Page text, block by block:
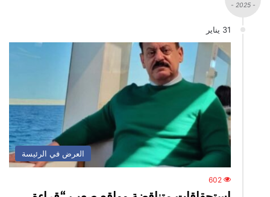
- 2025 -
31 يناير
العرض في الرئيسة
602